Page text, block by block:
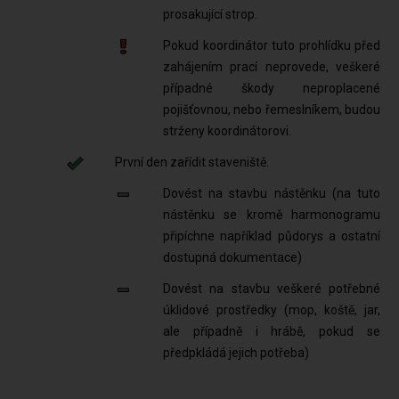
prosakující strop.
Pokud koordinátor tuto prohlídku před
zahájením prací neprovede, veškeré
případné škody neproplacené
pojišťovnou, nebo řemeslníkem, budou
strženy koordinátorovi.
První den zařídit staveniště.
Dovést na stavbu nástěnku (na tuto
nástěnku se kromě harmonogramu
připíchne například půdorys a ostatní
dostupná dokumentace)
Dovést na stavbu veškeré potřebné
úklidové prostředky (mop, koště, jar,
ale případně i hrábě, pokud se
předpkládá jejich potřeba)